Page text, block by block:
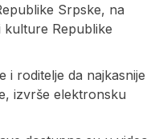
Srpske, na
kulture Republike
i roditelje da najkasnije
izvrše elektronsku